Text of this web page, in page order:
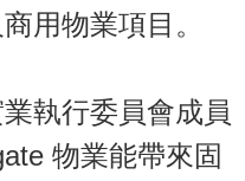
用物業項目。
執行委員會成員
物業能帶來固